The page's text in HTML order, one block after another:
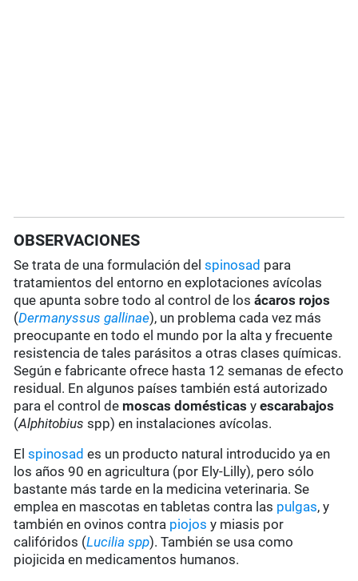
OBSERVACIONES
Se trata de una formulación delspinosad para
tratamientos del entorno en explotaciones avícolas
que apunta sobre todo al control de losácaros rojos
(Dermanyssus gallinae), un problema cada vez más
preocupante en todo el mundo por la alta y frecuente
resistencia de tales parásitos a otras clases químicas.
Según e fabricante ofrece hasta 12 semanas de efecto
residual. En algunos países también está autorizado
para el control de moscas domésticas yescarabajos
(Alphitobius spp) en instalaciones avícolas.
Elspinosad es un producto natural introducido ya en
los años 90 en agricultura (por Ely-Lilly), pero sólo
bastante más tarde en la medicina veterinaria. Se
emplea en mascotas en tabletas contra las pulgas, y
también en ovinos contra piojos y miasis por
califóridos (Lucilia spp). También se usa como
piojicida en medicamentos humanos.